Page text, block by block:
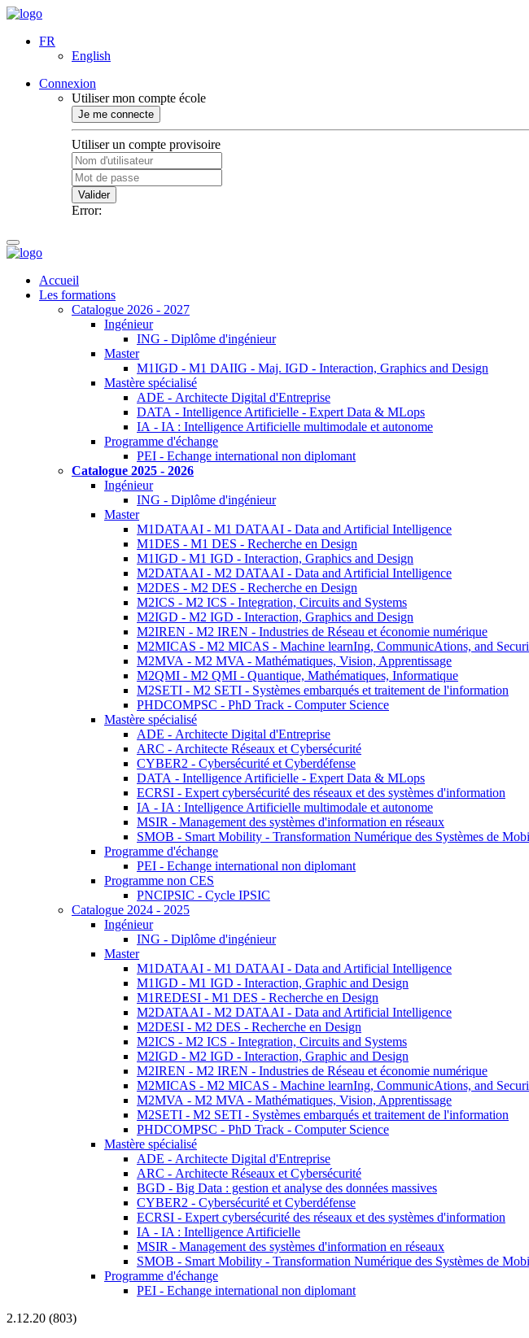
FR
English
Connexion
Utiliser mon compte école
Je me connecte
Utiliser un compte provisoire
Valider
Error:
Accueil
Les formations
Catalogue 2026 - 2027
Ingénieur
ING - Diplôme d'ingénieur
Master
M1IGD - M1 DAIIG - Maj. IGD - Interaction, Graphics and Design
Mastère spécialisé
ADE - Architecte Digital d'Entreprise
DATA - Intelligence Artificielle - Expert Data & MLops
IA - IA : Intelligence Artificielle multimodale et autonome
Programme d'échange
PEI - Echange international non diplomant
Catalogue 2025 - 2026
Ingénieur
ING - Diplôme d'ingénieur
Master
M1DATAAI - M1 DATAAI - Data and Artificial Intelligence
M1DES - M1 DES - Recherche en Design
M1IGD - M1 IGD - Interaction, Graphics and Design
M2DATAAI - M2 DATAAI - Data and Artificial Intelligence
M2DES - M2 DES - Recherche en Design
M2ICS - M2 ICS - Integration, Circuits and Systems
M2IGD - M2 IGD - Interaction, Graphics and Design
M2IREN - M2 IREN - Industries de Réseau et économie numérique
M2MICAS - M2 MICAS - Machine learnIng, CommunicAtions, and
M2MVA - M2 MVA - Mathématiques, Vision, Apprentissage
M2QMI - M2 QMI - Quantique, Mathématiques, Informatique
M2SETI - M2 SETI - Systèmes embarqués et traitement de l'information
PHDCOMPSC - PhD Track - Computer Science
Mastère spécialisé
ADE - Architecte Digital d'Entreprise
ARC - Architecte Réseaux et Cybersécurité
CYBER2 - Cybersécurité et Cyberdéfense
DATA - Intelligence Artificielle - Expert Data & MLops
ECRSI - Expert cybersécurité des réseaux et des systèmes d'information
IA - IA : Intelligence Artificielle multimodale et autonome
MSIR - Management des systèmes d'information en réseaux
SMOB - Smart Mobility - Transformation Numérique des Systèmes de
Programme d'échange
PEI - Echange international non diplomant
Programme non CES
PNCIPSIC - Cycle IPSIC
Catalogue 2024 - 2025
Ingénieur
ING - Diplôme d'ingénieur
Master
M1DATAAI - M1 DATAAI - Data and Artificial Intelligence
M1IGD - M1 IGD - Interaction, Graphic and Design
M1REDESI - M1 DES - Recherche en Design
M2DATAAI - M2 DATAAI - Data and Artificial Intelligence
M2DESI - M2 DES - Recherche en Design
M2ICS - M2 ICS - Integration, Circuits and Systems
M2IGD - M2 IGD - Interaction, Graphic and Design
M2IREN - M2 IREN - Industries de Réseau et économie numérique
M2MICAS - M2 MICAS - Machine learnIng, CommunicAtions, and
M2MVA - M2 MVA - Mathématiques, Vision, Apprentissage
M2SETI - M2 SETI - Systèmes embarqués et traitement de l'information
PHDCOMPSC - PhD Track - Computer Science
Mastère spécialisé
ADE - Architecte Digital d'Entreprise
ARC - Architecte Réseaux et Cybersécurité
BGD - Big Data : gestion et analyse des données massives
CYBER2 - Cybersécurité et Cyberdéfense
ECRSI - Expert cybersécurité des réseaux et des systèmes d'information
IA - IA : Intelligence Artificielle
MSIR - Management des systèmes d'information en réseaux
SMOB - Smart Mobility - Transformation Numérique des Systèmes de
Programme d'échange
PEI - Echange international non diplomant
2.12.20 (803)